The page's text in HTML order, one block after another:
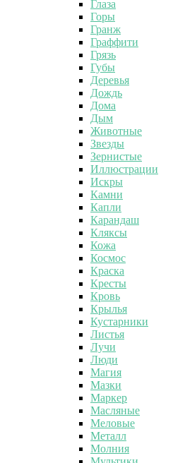
Глаза
Горы
Гранж
Граффити
Грязь
Губы
Деревья
Дождь
Дома
Дым
Животные
Звезды
Зернистые
Иллюстрации
Искры
Камни
Капли
Карандаш
Кляксы
Кожа
Космос
Краска
Кресты
Кровь
Крылья
Кустарники
Листья
Лучи
Люди
Магия
Мазки
Маркер
Масляные
Меловые
Металл
Молния